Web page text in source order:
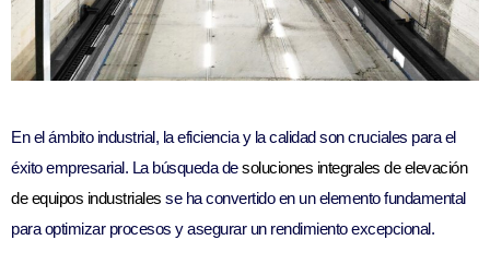
En el ámbito industrial, la eficiencia y la calidad son cruciales para el
éxito empresarial. La búsqueda desoluciones integrales de elevación
de equipos industriales se ha convertido en un elemento fundamental
para optimizar procesos y asegurar un rendimiento excepcional.